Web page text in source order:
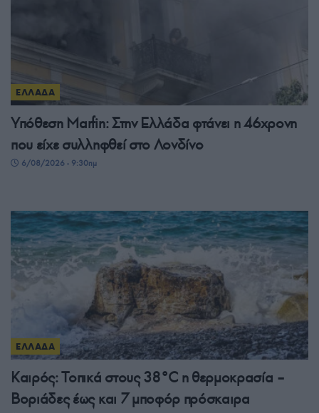
ΕΛΛΑΔΑ
Υπόθεση Μarfin: Στην Ελλάδα φτάνει η 46χρονη
που είχε συλληφθεί στο Λονδίνο
6/08/2026 - 9:30πμ
ΕΛΛΑΔΑ
Καιρός: Τοπικά στους 38°C η θερμοκρασία –
Βοριάδες έως και 7 μποφόρ πρόσκαιρα